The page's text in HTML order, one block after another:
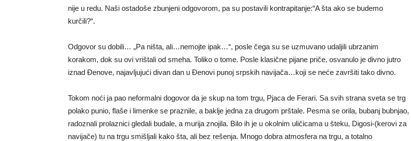
nije u redu. Naši ostadoše zbunjeni odgovorom, pa su postavili kontrapitanje:“A šta ako se budemo
kurčili?“.
Odgovor su dobili… „Pa ništa, ali…nemojte ipak…“, posle čega su se uzmuvano udaljili ubrzanim
korakom, dok su ovi vrištali od smeha. Toliko o tome. Posle klasične pijane priče, osvanulo je divno jutro
iznad Đenove, najavljujući divan dan u Đenovi punoj srpskih navijača…koji se neće završiti tako divno.
Tokom noći ja pao neformalni dogovor da je skup na tom trgu, Pjaca de Ferari. Sa svih strana sveta se trg
polako punio, flaše i limenke se praznile, a baklje jedna za drugom prštale. Pesma se orila, bubanj bubnjao,
radoznali prolaznici gledali budale, a murija znojila. Bilo ih je u okolnim uličicama u šteku, Digosi-(kerovi za
navijače) tu na trgu smišljali kako šta, ali bez rešenja. Mnogo dobra atmosfera na trgu, a totalno